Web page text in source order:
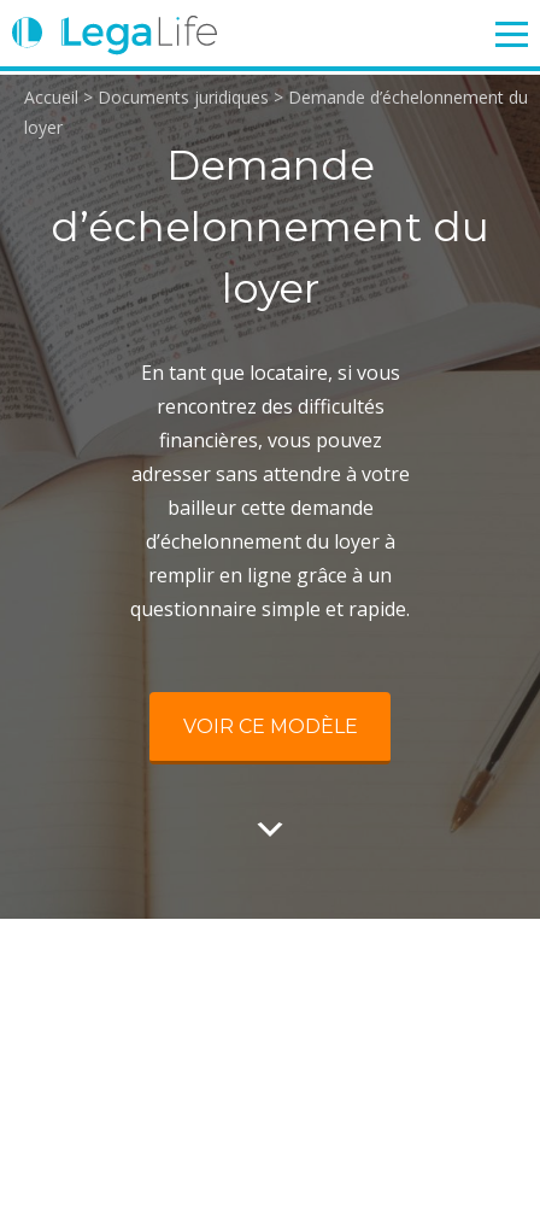
ENTREPRISE TRAVAIL IMMOBILIER FAMILLE
Login
Accueil> Documents juridiques>Demande d’échelonnement du
loyer
Demande
d’échelonnement du
loyer
En tant que locataire, si vous
rencontrez des difficultés
financières, vous pouvez
adresser sans attendre à votre
bailleur cette demande
d’échelonnement du loyer à
remplir en ligne grâce à un
questionnaire simple et rapide.
VOIR CE MODÈLE